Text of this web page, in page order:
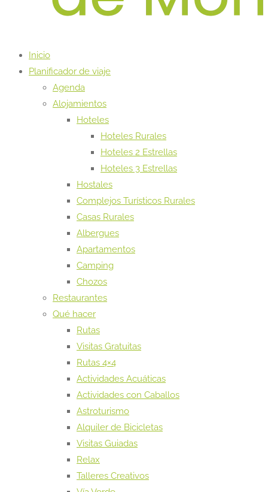
Inicio
Planificador de viaje
Agenda
Alojamientos
Hoteles
Hoteles Rurales
Hoteles 2 Estrellas
Hoteles 3 Estrellas
Hostales
Complejos Turísticos Rurales
Casas Rurales
Albergues
Apartamentos
Camping
Chozos
Restaurantes
Qué hacer
Rutas
Visitas Gratuitas
Rutas 4×4
Actividades Acuáticas
Actividades con Caballos
Astroturismo
Alquiler de Bicicletas
Visitas Guiadas
Relax
Talleres Creativos